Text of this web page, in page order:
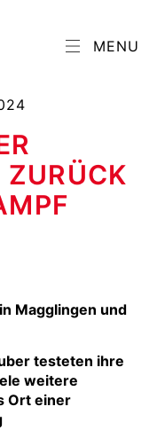
MENU
ZURÜCK
Magglingen und
testeten ihre
weitere
Ort einer